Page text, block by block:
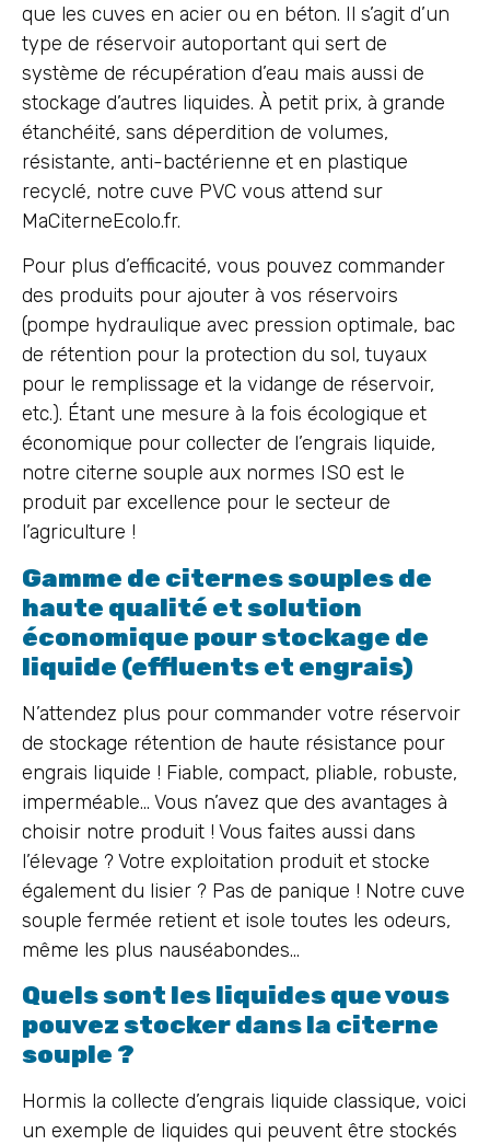
que les cuves en acier ou en béton. Il s’agit d’un
type de réservoir autoportant qui sert de
système de récupération d’eau mais aussi de
stockage d’autres liquides. À petit prix, à grande
étanchéité, sans déperdition de volumes,
résistante, anti-bactérienne et en plastique
recyclé, notre cuve PVC vous attend sur
MaCiterneEcolo.fr.
Pour plus d’efficacité, vous pouvez commander
des produits pour ajouter à vos réservoirs
(pompe hydraulique avec pression optimale, bac
de rétention pour la protection du sol, tuyaux
pour le remplissage et la vidange de réservoir,
etc.). Étant une mesure à la fois écologique et
économique pour collecter de l’engrais liquide,
notre citerne souple aux normes ISO est le
produit par excellence pour le secteur de
l’agriculture !
Gamme de citernes souples de
haute qualité et solution
économique pour stockage de
liquide (effluents et engrais)
N’attendez plus pour commander votre réservoir
de stockage rétention de haute résistance pour
engrais liquide ! Fiable, compact, pliable, robuste,
imperméable… Vous n’avez que des avantages à
choisir notre produit ! Vous faites aussi dans
l’élevage ? Votre exploitation produit et stocke
également du lisier ? Pas de panique ! Notre cuve
souple fermée retient et isole toutes les odeurs,
même les plus nauséabondes…
Quels sont les liquides que vous
pouvez stocker dans la citerne
souple ?
Hormis la collecte d’engrais liquide classique, voici
un exemple de liquides qui peuvent être stockés